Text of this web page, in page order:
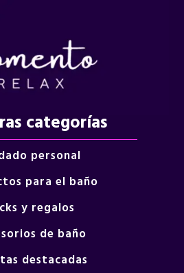
categorías
personal
para el baño
y regalos
de baño
destacadas